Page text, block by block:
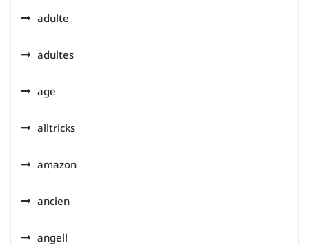
adulte
adultes
age
alltricks
amazon
ancien
angell